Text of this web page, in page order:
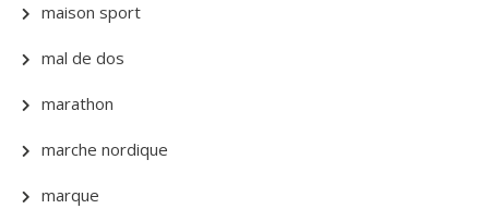
maison sport
mal de dos
marathon
marche nordique
marque